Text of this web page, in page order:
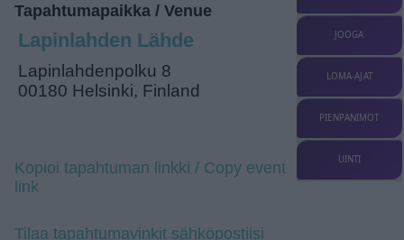
Tapahtumapaikka / Venue
Lapinlahden Lähde
Lapinlahdenpolku 8
00180 Helsinki, Finland
Kopioi tapahtuman linkki / Copy event
link
Tilaa tapahtumavinkit sähköpostiisi
JOOGA
LOMA-AJAT
PIENPANIMOT
UINTI